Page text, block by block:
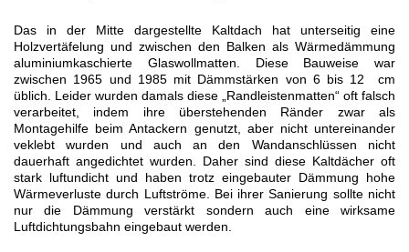
Das in der Mitte dargestellte Kaltdach hat unterseitig eine
Holzvertäfelung und zwischen den Balken als Wärmedämmung
aluminiumkaschierte Glaswollmatten. Diese Bauweise war
zwischen 1965 und 1985 mit Dämmstärken von 6 bis 12 cm
üblich. Leider wurden damals diese „Randleistenmatten“ oft falsch
verarbeitet, indem ihre überstehenden Ränder zwar als
Montagehilfe beim Antackern genutzt, aber nicht untereinander
veklebt wurden und auch an den Wandanschlüssen nicht
dauerhaft angedichtet wurden. Daher sind diese Kaltdächer oft
stark luftundicht und haben trotz eingebauter Dämmung hohe
Wärmeverluste durch Luftströme. Bei ihrer Sanierung sollte nicht
nur die Dämmung verstärkt sondern auch eine wirksame
Luftdichtungsbahn eingebaut werden.